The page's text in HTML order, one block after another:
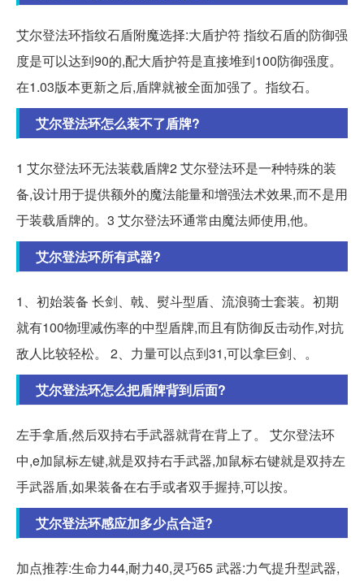
艾尔登法环指纹石盾附魔选择:大盾护符 指纹石盾的防御强
度是可以达到90的,配大盾护符是直接堆到100防御强度。
在1.03版本更新之后,盾牌就被全面加强了。指纹石。
艾尔登法环怎么装不了盾牌?
1 艾尔登法环无法装载盾牌2 艾尔登法环是一种特殊的装
备,设计用于提供额外的魔法能量和增强法术效果,而不是用
于装载盾牌的。3 艾尔登法环通常由魔法师使用,他。
艾尔登法环所有武器?
1、初始装备 长剑、戟、熨斗型盾、流浪骑士套装。初期
就有100物理减伤率的中型盾牌,而且有防御反击动作,对抗
敌人比较轻松。 2、力量可以点到31,可以拿巨剑、。
艾尔登法环怎么把盾牌背到后面?
左手拿盾,然后双持右手武器就背在背上了。 艾尔登法环
中,e加鼠标左键,就是双持右手武器,加鼠标右键就是双持左
手武器盾,如果装备在右手或者双手握持,可以按。
艾尔登法环感应加多少点合适?
加点推荐:生命力44,耐力40,灵巧65 武器:力气提升型武器,